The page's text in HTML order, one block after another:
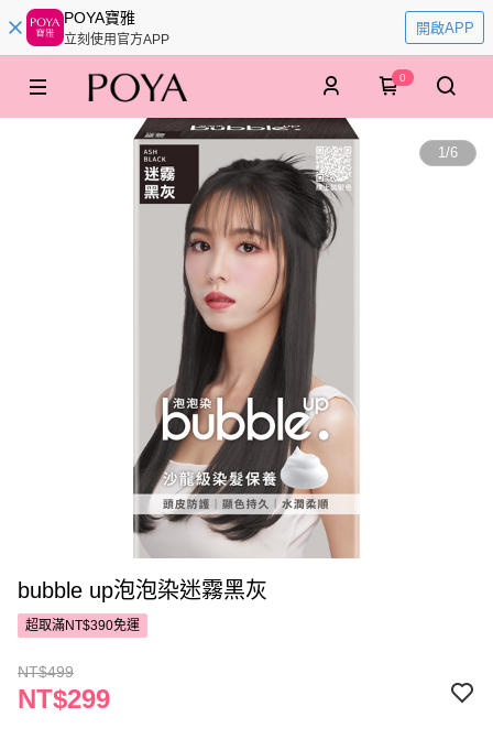
POYA寶雅
立刻使用官方APP
開啟APP
0
1/6
bubble up泡泡染迷霧黑灰
超取滿NT$390免運
NT$499
NT$299